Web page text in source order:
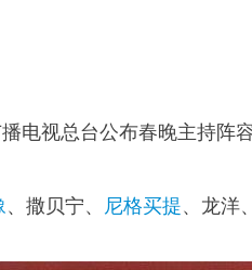
电视总台公布春晚主持阵容
、撒贝宁、 尼格买提、龙洋